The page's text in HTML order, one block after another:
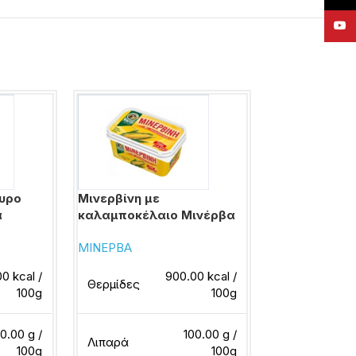
kcal /
100g
g /
100g
Μινερβίνη με
καλαμποκέλαιο Μινέρβα
ΜΙΝΕΡΒΑ
Θερμίδες
900.00 kcal /
100g
Λιπαρά
100.00 g /
100g